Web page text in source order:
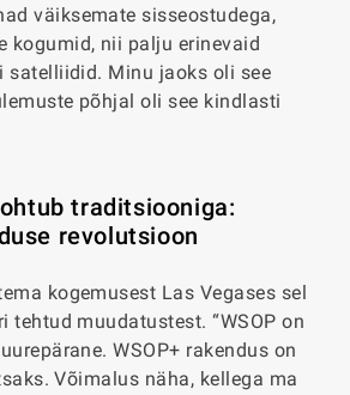
väiksemate sisseostudega,
kogumid, nii palju erinevaid
satelliidid. Minu jaoks oli see
põhjal oli see kindlasti
traditsiooniga:
revolutsioon
kogemusest Las Vegases sel
tehtud muudatustest. “WSOP on
WSOP+ rakendus on
Võimalus näha, kellega ma